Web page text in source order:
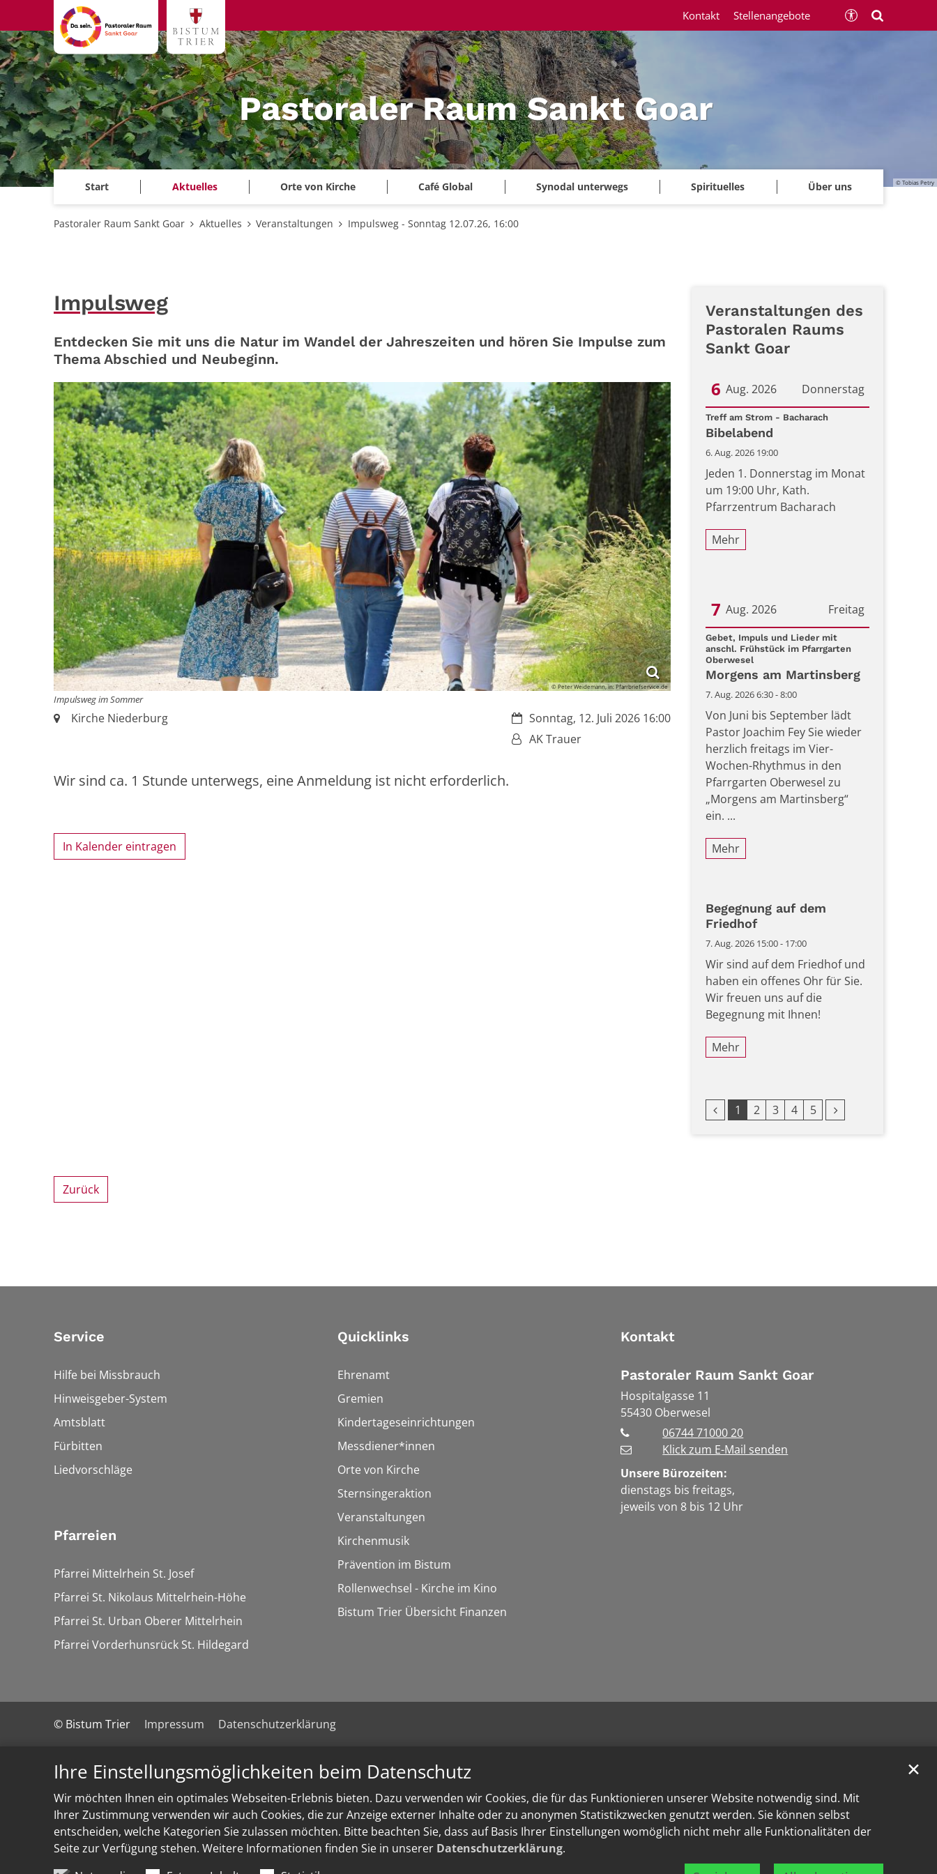
Ihre Einstellungsmöglichkeiten beim Datenschutz
Wir möchten Ihnen ein optimales Webseiten-Erlebnis bieten. Dazu verwenden wir Cookies, die für das Funktionieren unserer Website notwendig sind. Mit
Ihrer Zustimmung verwenden wir auch Cookies, die zur Anzeige externer Inhalte oder zu anonymen Statistikzwecken genutzt werden. Sie können selbst
entscheiden, welche Kategorien Sie zulassen möchten. Bitte beachten Sie, dass auf Basis Ihrer Einstellungen womöglich nicht mehr alle Funktionalitäten der
Seite zur Verfügung stehen. Weitere Informationen finden Sie in unserer Datenschutzerklärung.
✕
Zum Inhalt springen
© Tobias Petry
Pastoraler Raum Sankt Goar
Start Aktuelles Orte von Kirche Café Global Synodal unterwegs Spirituelles Über uns
Kontakt Stellenangebote
Pastoraler Raum Sankt Goar Aktuelles Veranstaltungen Impulsweg - Sonntag 12.07.26, 16:00
Impulsweg
Entdecken Sie mit uns die Natur im Wandel der Jahreszeiten und hören Sie Impulse zum
Thema Abschied und Neubeginn.
© Peter Weidemann, in: Pfarrbriefservice.de
Impulsweg im Sommer
Datum:Sonntag, 12. Juli 2026 16:00
Von:AK Trauer
Ort:Kirche Niederburg
Wir sind ca. 1 Stunde unterwegs, eine Anmeldung ist nicht erforderlich.
In Kalender eintragen
Veranstaltungen des
Pastoralen Raums
Sankt Goar
Donnerstag
6 Aug. 2026
Datum: 6. August 2026
Treff am Strom - Bacharach:
Bibelabend
6. Aug. 2026 19:00
Jeden 1. Donnerstag im Monat
um 19:00 Uhr, Kath.
Pfarrzentrum Bacharach
Mehr
Freitag
7 Aug. 2026
Datum: 7. August 2026
Gebet, Impuls und Lieder mit
anschl. Frühstück im Pfarrgarten
Oberwesel
Morgens am Martinsberg
7. Aug. 2026 6:30 - 8:00
Von Juni bis September lädt
Pastor Joachim Fey Sie wieder
herzlich freitags im Vier-
Wochen-Rhythmus in den
Pfarrgarten Oberwesel zu
„Morgens am Martinsberg“
ein. ...
Mehr
Begegnung auf dem
Friedhof
7. Aug. 2026 15:00 - 17:00
Wir sind auf dem Friedhof und
haben ein offenes Ohr für Sie.
Wir freuen uns auf die
Begegnung mit Ihnen!
Mehr
Vorherige Seite
1 2 3 4 5 Nächste Seite
Zurück
Service
Hilfe bei Missbrauch
Hinweisgeber-System
Amtsblatt
Fürbitten
Liedvorschläge
Pfarreien
Pfarrei Mittelrhein St. Josef
Pfarrei St. Nikolaus Mittelrhein-Höhe
Pfarrei St. Urban Oberer Mittelrhein
Pfarrei Vorderhunsrück St. Hildegard
Quicklinks
Ehrenamt
Gremien
Kindertageseinrichtungen
Messdiener*innen
Orte von Kirche
Sternsingeraktion
Veranstaltungen
Kirchenmusik
Prävention im Bistum
Rollenwechsel - Kirche im Kino
Bistum Trier Übersicht Finanzen
Kontakt
Pastoraler Raum Sankt Goar
Hospitalgasse 11
55430 Oberwesel
06744 71000 20
Klick zum E-Mail senden
Unsere Bürozeiten:
dienstags bis freitags,
jeweils von 8 bis 12 Uhr
© Bistum Trier Impressum Datenschutzerklärung